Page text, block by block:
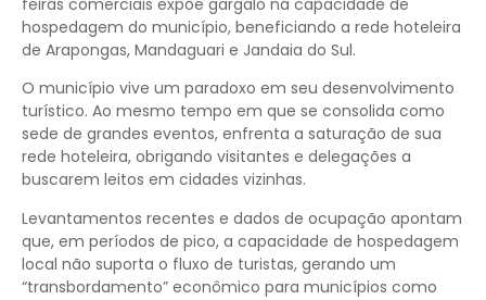
hospedagem do município, beneficiando a rede hoteleira
de Arapongas, Mandaguari e Jandaia do Sul.
O município vive um paradoxo em seu desenvolvimento
turístico. Ao mesmo tempo em que se consolida como
sede de grandes eventos, enfrenta a saturação de sua
rede hoteleira, obrigando visitantes e delegações a
buscarem leitos em cidades vizinhas.
Levantamentos recentes e dados de ocupação apontam
que, em períodos de pico, a capacidade de hospedagem
local não suporta o fluxo de turistas, gerando um
“transbordamento” econômico para municípios como